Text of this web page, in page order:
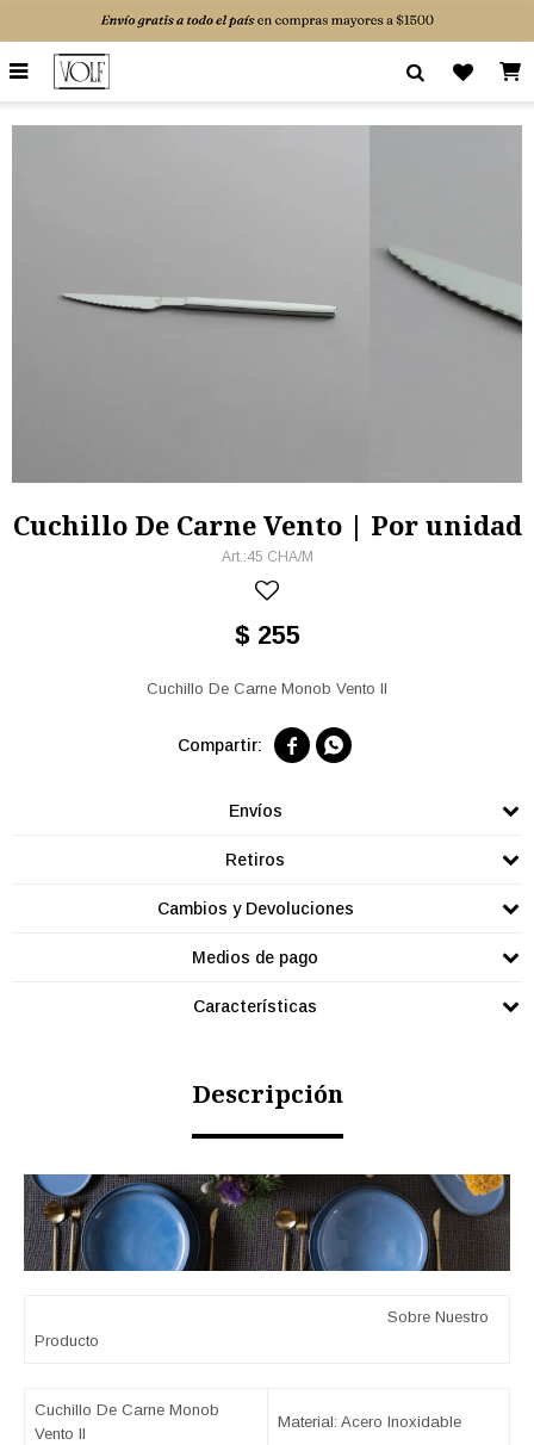

Cuchillo De Carne Vento | Por unidad
45 CHA/M
$ 255
Cuchillo De Carne Monob Vento II
 
Envíos
Retiros
Cambios y Devoluciones
Medios de pago
Características
Descripción
Sobre Nuestro
Producto
Cuchillo De Carne Monob
Vento II
Material: Acero Inoxidable